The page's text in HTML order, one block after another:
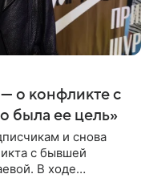
о конфликте с
была ее цель»
и снова
с бывшей
В ходе